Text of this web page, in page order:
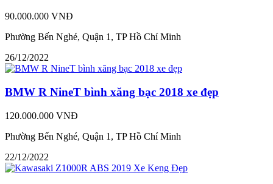
90.000.000 VNĐ
Phường Bến Nghé, Quận 1, TP Hồ Chí Minh
26/12/2022
BMW R NineT bình xăng bạc 2018 xe đẹp
120.000.000 VNĐ
Phường Bến Nghé, Quận 1, TP Hồ Chí Minh
22/12/2022